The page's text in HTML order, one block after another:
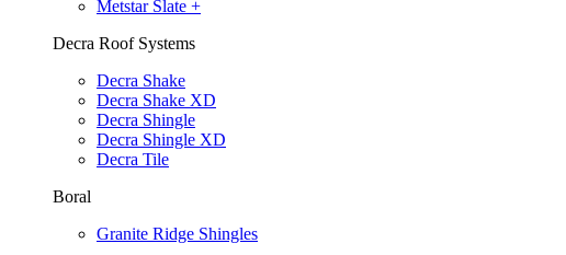
Metstar Slate +
Decra Roof Systems
Decra Shake
Decra Shake XD
Decra Shingle
Decra Shingle XD
Decra Tile
Boral
Granite Ridge Shingles